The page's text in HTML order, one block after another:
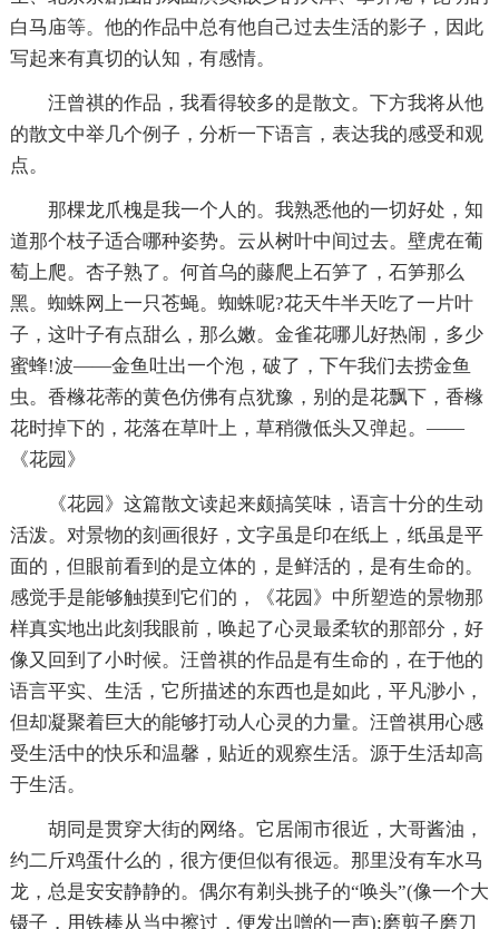
白马庙等。他的作品中总有他自己过去生活的影子，因此
写起来有真切的认知，有感情。
汪曾祺的作品，我看得较多的是散文。下方我将从他
的散文中举几个例子，分析一下语言，表达我的感受和观
点。
那棵龙爪槐是我一个人的。我熟悉他的一切好处，知
道那个枝子适合哪种姿势。云从树叶中间过去。壁虎在葡
萄上爬。杏子熟了。何首乌的藤爬上石笋了，石笋那么
黑。蜘蛛网上一只苍蝇。蜘蛛呢?花天牛半天吃了一片叶
子，这叶子有点甜么，那么嫩。金雀花哪儿好热闹，多少
蜜蜂!波——金鱼吐出一个泡，破了，下午我们去捞金鱼
虫。香橼花蒂的黄色仿佛有点犹豫，别的是花飘下，香橼
花时掉下的，花落在草叶上，草稍微低头又弹起。——
《花园》
《花园》这篇散文读起来颇搞笑味，语言十分的生动
活泼。对景物的刻画很好，文字虽是印在纸上，纸虽是平
面的，但眼前看到的是立体的，是鲜活的，是有生命的。
感觉手是能够触摸到它们的，《花园》中所塑造的景物那
样真实地出此刻我眼前，唤起了心灵最柔软的那部分，好
像又回到了小时候。汪曾祺的作品是有生命的，在于他的
语言平实、生活，它所描述的东西也是如此，平凡渺小，
但却凝聚着巨大的能够打动人心灵的力量。汪曾祺用心感
受生活中的快乐和温馨，贴近的观察生活。源于生活却高
于生活。
胡同是贯穿大街的网络。它居闹市很近，大哥酱油，
约二斤鸡蛋什么的，很方便但似有很远。那里没有车水马
龙，总是安安静静的。偶尔有剃头挑子的“唤头”(像一个大
镊子，用铁棒从当中擦过，便发出噌的一声);磨剪子磨刀